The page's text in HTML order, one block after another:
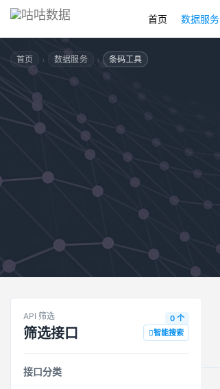
首页 数据服务
首页 › 数据服务 › 条码工具
API 筛选
筛选接口
0 个
智能搜索
接口分类